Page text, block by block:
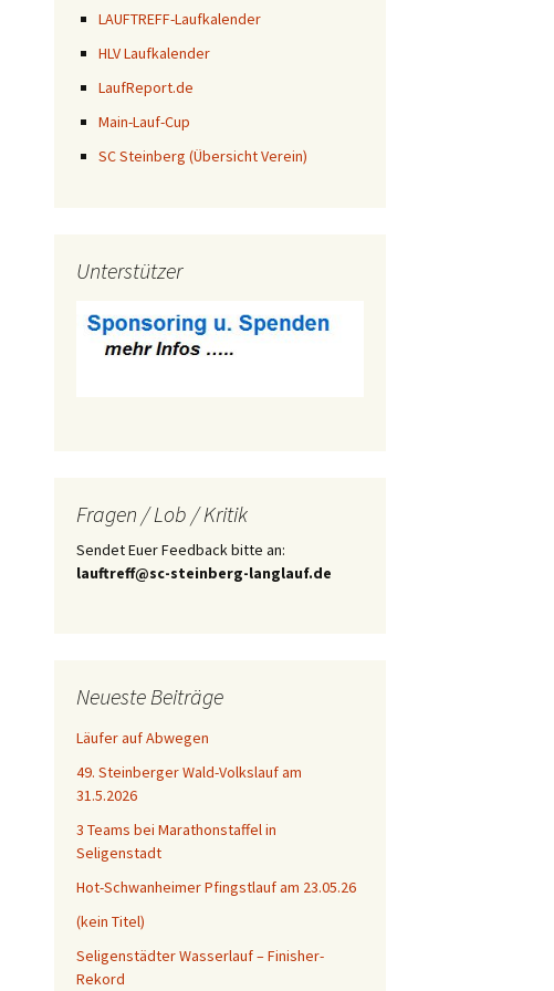
LAUFTREFF-Laufkalender
HLV Laufkalender
LaufReport.de
Main-Lauf-Cup
SC Steinberg (Übersicht Verein)
Unterstützer
Fragen / Lob / Kritik
Sendet Euer Feedback bitte an:
lauftreff@sc-steinberg-langlauf.de
Neueste Beiträge
Läufer auf Abwegen
49. Steinberger Wald-Volkslauf am
31.5.2026
3 Teams bei Marathonstaffel in
Seligenstadt
Hot-Schwanheimer Pfingstlauf am 23.05.26
(kein Titel)
Seligenstädter Wasserlauf – Finisher-
Rekord